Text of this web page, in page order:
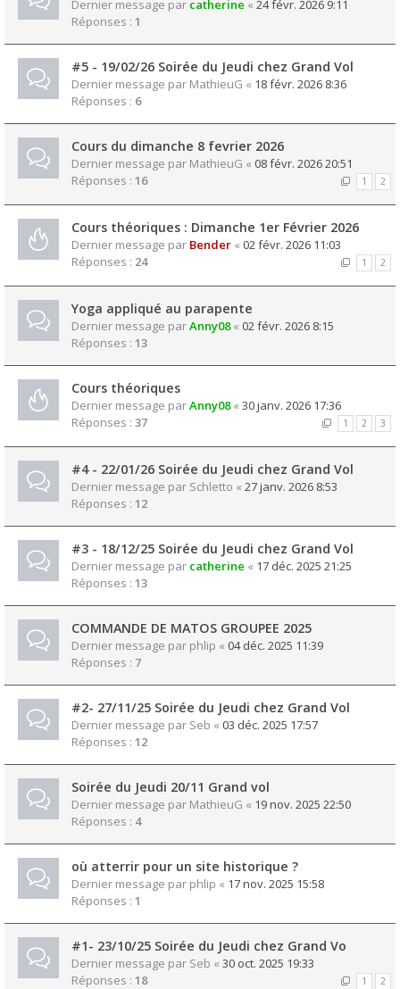
Dernier message par catherine « 24 févr. 2026 9:11
Réponses : 1
#5 - 19/02/26 Soirée du Jeudi chez Grand Vol
Dernier message par MathieuG « 18 févr. 2026 8:36
Réponses : 6
Cours du dimanche 8 fevrier 2026
Dernier message par MathieuG « 08 févr. 2026 20:51
Réponses : 16 1 2
Cours théoriques : Dimanche 1er Février 2026
Dernier message par Bender « 02 févr. 2026 11:03
Réponses : 24 1 2
Yoga appliqué au parapente
Dernier message parAnny08« 02 févr. 2026 8:15
Réponses : 13
Cours théoriques
Dernier message parAnny08« 30 janv. 2026 17:36
Réponses : 37 1 2 3
#4 - 22/01/26 Soirée du Jeudi chez Grand Vol
Dernier message par Schletto « 27 janv. 2026 8:53
Réponses : 12
#3 - 18/12/25 Soirée du Jeudi chez Grand Vol
Dernier message par catherine « 17 déc. 2025 21:25
Réponses : 13
COMMANDE DE MATOS GROUPEE 2025
Dernier message par phlip « 04 déc. 2025 11:39
Réponses : 7
#2- 27/11/25 Soirée du Jeudi chez Grand Vol
Dernier message par Seb « 03 déc. 2025 17:57
Réponses : 12
Soirée du Jeudi 20/11 Grand vol
Dernier message par MathieuG « 19 nov. 2025 22:50
Réponses : 4
où atterrir pour un site historique ?
Dernier message par phlip « 17 nov. 2025 15:58
Réponses : 1
#1- 23/10/25 Soirée du Jeudi chez Grand Vo
Dernier message par Seb « 30 oct. 2025 19:33
Réponses : 18 1 2